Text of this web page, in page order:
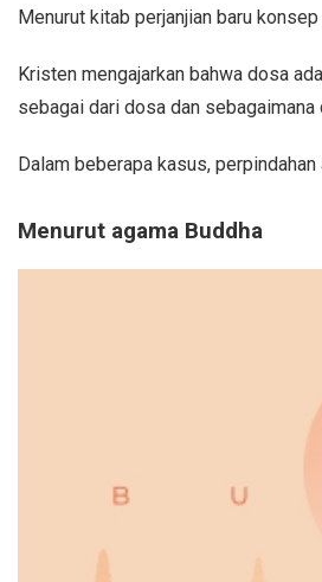
Menurut kitab perjanjian baru
Kristen mengajarkan bahwa dosa
sebagai dari dosa dan
Dalam beberapa kasus,
Menurut agama Buddha